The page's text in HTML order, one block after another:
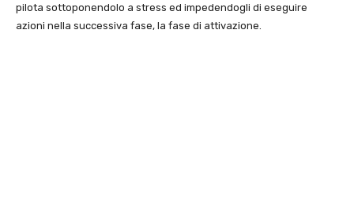
pilota sottoponendolo a stress ed impedendogli di eseguire
azioni nella successiva fase, la fase di attivazione.